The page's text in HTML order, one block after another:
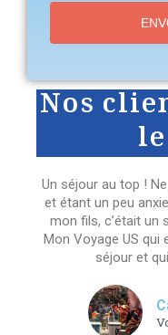
Nos
Un séjour au top !
et étant un peu
mon fils, c’était un
Mon Voyage US
séjour et